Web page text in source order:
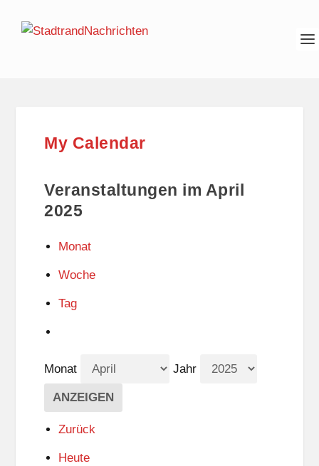
My Calendar
Veranstaltungen im April
2025
Monat
Woche
Tag
Monat Jahr
Zurück
Heute